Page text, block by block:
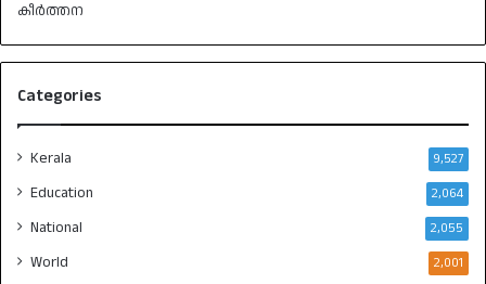
Categories
Kerala 9,527
Education 2,064
National 2,055
World 2,001